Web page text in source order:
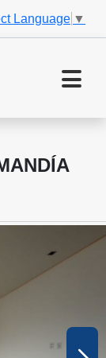
Language ▼